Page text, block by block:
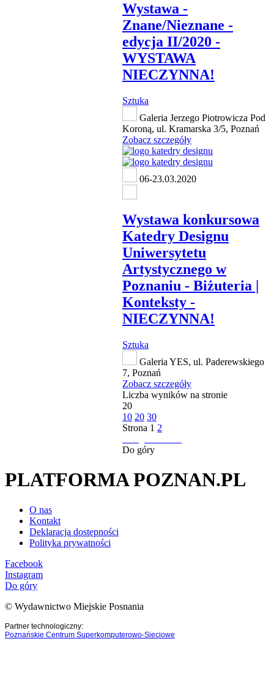
Wystawa -
Znane/Nieznane -
edycja II/2020 -
WYSTAWA
NIECZYNNA!
Sztuka
Galeria Jerzego Piotrowicza Pod
Koroną, ul. Kramarska 3/5, Poznań
Zobacz szczegóły
06-23.03.2020
Wystawa konkursowa
Katedry Designu
Uniwersytetu
Artystycznego w
Poznaniu - Biżuteria |
Konteksty -
NIECZYNNA!
Sztuka
Galeria YES, ul. Paderewskiego
7, Poznań
Zobacz szczegóły
Liczba wyników na stronie
20
10 20 30
Strona 1 2
Do góry
PLATFORMA POZNAN.PL
O nas
Kontakt
Deklaracja dostępności
Polityka prywatności
Facebook
Instagram
Do góry
© Wydawnictwo Miejskie Posnania
Partner technologiczny:
Poznańskie Centrum Superkomputerowo-Sieciowe